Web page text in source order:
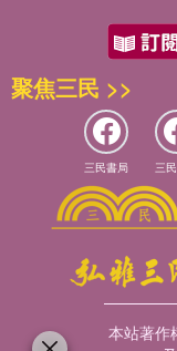
聚焦三民 >>
三民書局 三
本站著作